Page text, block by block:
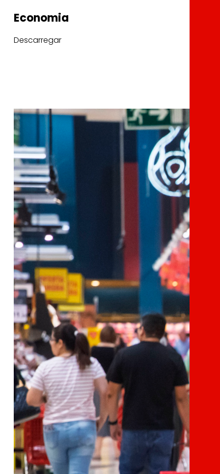
Economia
Descarregar